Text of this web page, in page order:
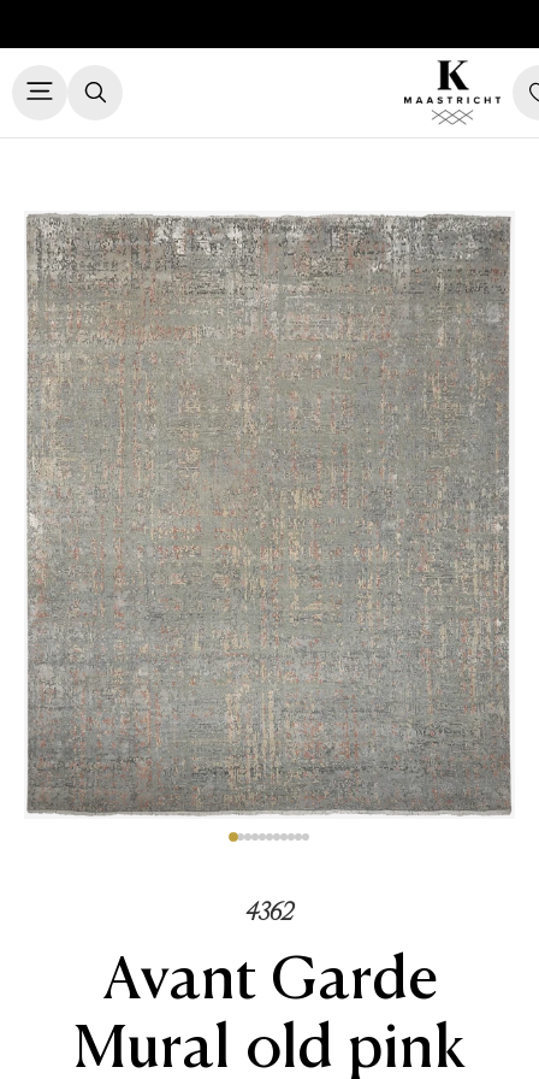
4362
Avant Garde
Mural old pink